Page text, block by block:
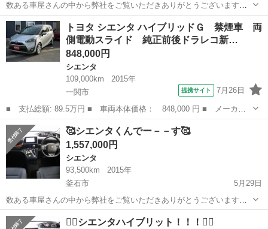
数ある車屋さんの中から弊社をご覧いただきありがとうございます！
オトロン盛岡店と申します✨ 東北3店舗目、オトロン最北端のお店とし
て、2024年4月1日にオープンしました❤️‍🔥 春が過ぎ、夏が待ち遠しい
今...
岩手 気仙郡 シエンタ 車両
トヨタ シエンタ ハイブリッドＧ 禁煙車 両
側電動スライド 純正前後ドラレコ新…
848,000円
シエンタ
109,000km
2015年
一関市
提携サイト 7月26日
■ 支払総額: 89.5万円 ■ 車両本体価格： 848,000 円 ■ メーカー
名： トヨタ ■ 車種名： シエンタ ■ グレード名： ハイブリッ
ドＧ 禁煙車 両側電動スライド 純正前後ドラレコ新品ステアリン
グ 新品タイ...
岩手 一関市 シエンタ
🥰シエンタくんでー－－す🥰
1,557,000円
シエンタ
93,500km
2015年
釜石市
5月29日
数ある車屋さんの中から弊社をご覧いただきありがとうございます！
オトロン盛岡店と申します(^^♪ 東北3店舗目、オトロン最北端のお店と
して、2024年4月1日にオープンし1年になります❤️‍🔥 春といえば…お
岩手 シエンタ 車両
❤️‍🔥シエンタハイブリット！！！❤️‍🔥